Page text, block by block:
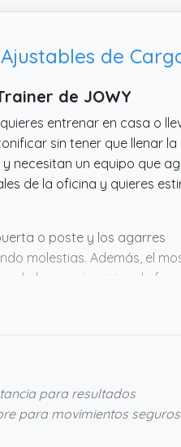
de JOWY
entrenar en casa o
sin tener que llenar la
necesitan un equipo que
de la oficina y quieres
o poste y los agarres
molestias. Además, el
haces ejercicios de
a un parque o incluso
para resultados
para movimientos seguros